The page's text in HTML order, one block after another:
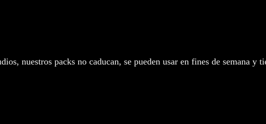
nuestros packs no caducan, se pueden usar en fines de semana y